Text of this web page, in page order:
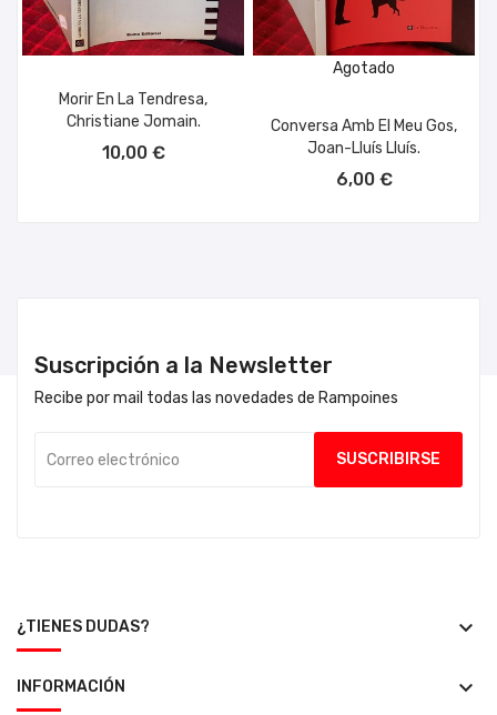
Morir En La Tendresa,
Christiane Jomain.
10,00 €
Agotado
Conversa Amb El Meu Gos,
Joan-Lluís Lluís.
6,00 €
Suscripción a la Newsletter
Recibe por mail todas las novedades de Rampoines
¿TIENES DUDAS? keyboard_arrow_down
INFORMACIÓN keyboard_arrow_down